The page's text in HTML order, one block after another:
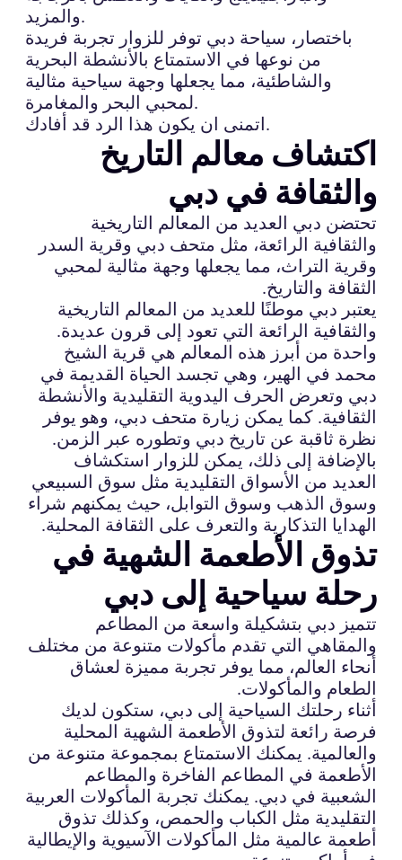
والمزيد.
باختصار، سياحة دبي توفر للزوار تجربة فريدة
من نوعها في الاستمتاع بالأنشطة البحرية
والشاطئية، مما يجعلها وجهة سياحية مثالية
لمحبي البحر والمغامرة.
اتمنى ان يكون هذا الرد قد أفادك.
اكتشاف معالم التاريخ
والثقافة في دبي
تحتضن دبي العديد من المعالم التاريخية
والثقافية الرائعة، مثل متحف دبي وقرية السدر
وقرية التراث، مما يجعلها وجهة مثالية لمحبي
الثقافة والتاريخ.
يعتبر دبي موطنًا للعديد من المعالم التاريخية
والثقافية الرائعة التي تعود إلى قرون عديدة.
واحدة من أبرز هذه المعالم هي قرية الشيخ
محمد في الهير، وهي تجسد الحياة القديمة في
دبي وتعرض الحرف اليدوية التقليدية والأنشطة
الثقافية. كما يمكن زيارة متحف دبي، وهو يوفر
نظرة ثاقبة عن تاريخ دبي وتطوره عبر الزمن.
بالإضافة إلى ذلك، يمكن للزوار استكشاف
العديد من الأسواق التقليدية مثل سوق السبيعي
وسوق الذهب وسوق التوابل، حيث يمكنهم شراء
الهدايا التذكارية والتعرف على الثقافة المحلية.
تذوق الأطعمة الشهية في
رحلة سياحية إلى دبي
تتميز دبي بتشكيلة واسعة من المطاعم
والمقاهي التي تقدم مأكولات متنوعة من مختلف
أنحاء العالم، مما يوفر تجربة مميزة لعشاق
الطعام والمأكولات.
أثناء رحلتك السياحية إلى دبي، ستكون لديك
فرصة رائعة لتذوق الأطعمة الشهية المحلية
والعالمية. يمكنك الاستمتاع بمجموعة متنوعة من
الأطعمة في المطاعم الفاخرة والمطاعم
الشعبية في دبي. يمكنك تجربة المأكولات العربية
التقليدية مثل الكباب والحمص، وكذلك تذوق
أطعمة عالمية مثل المأكولات الآسيوية والإيطالية